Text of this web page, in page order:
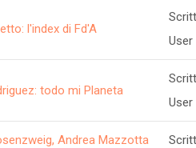
l'index di Fd'A
User
todo mi Planeta
User
Andrea Mazzotta